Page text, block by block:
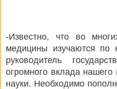
-Известно, что во
медицины изучаются по
руководитель
огромного вклада нашего
науки. Необходимо